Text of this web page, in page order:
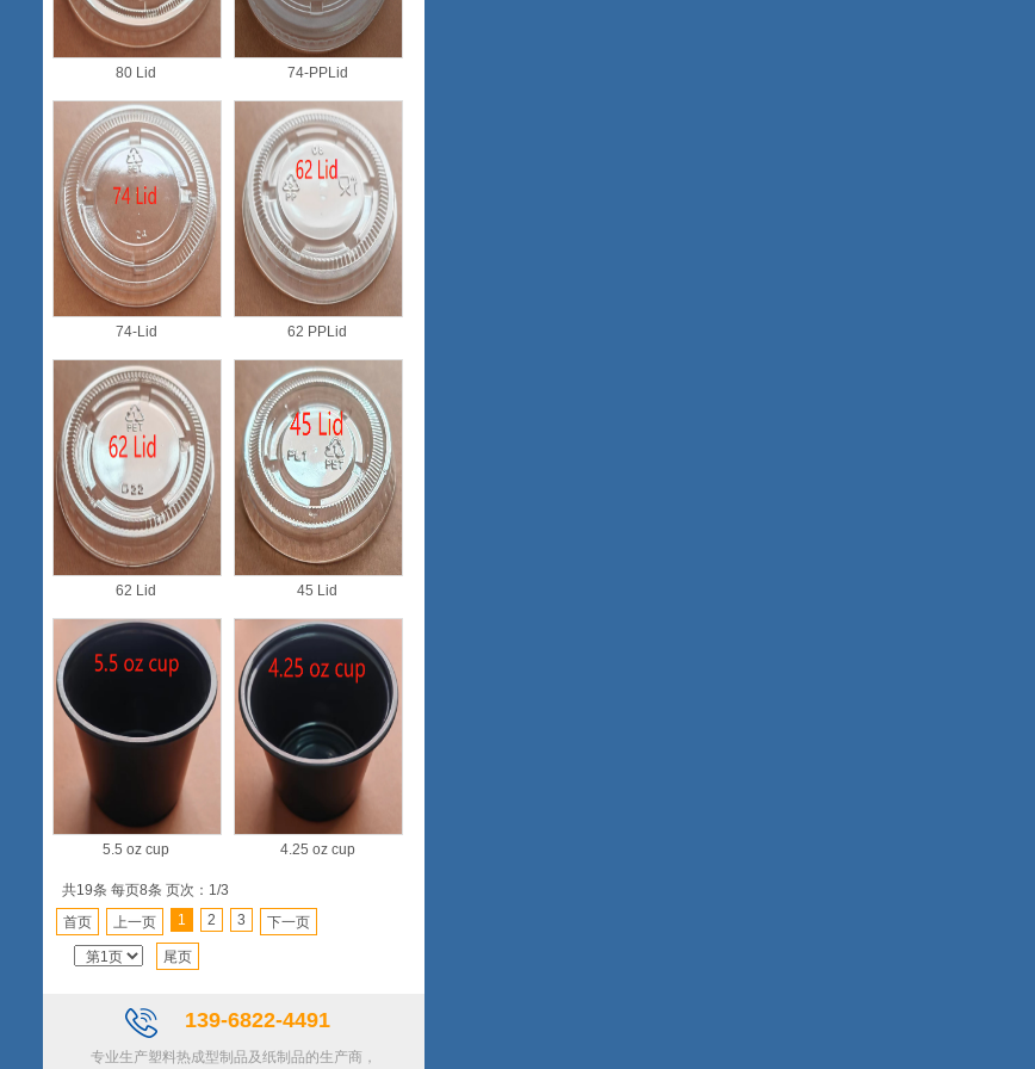
80 Lid 74-PPLid
74-Lid 62 PPLid
62 Lid 45 Lid
5.5 oz cup 4.25 oz cup
共19条 每页8条 页次：1/3
首页
上一页 1 2 3 下一页
尾页
139-6822-4491
专业生产塑料热成型制品及纸制品的生产商，